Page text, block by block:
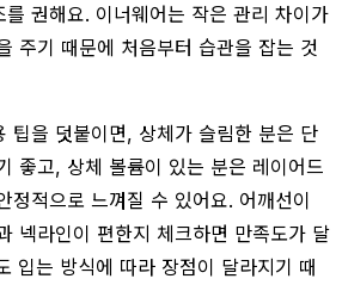
를 권해요. 이너웨어는 작은 관리 차이가
주기 때문에 처음부터 습관을 잡는 것
팁을 덧붙이면, 상체가 슬림한 분은 단
좋고, 상체 볼륨이 있는 분은 레이어드
정적으로 느껴질 수 있어요. 어깨선이
넥라인이 편한지 체크하면 만족도가 달
입는 방식에 따라 장점이 달라지기 때